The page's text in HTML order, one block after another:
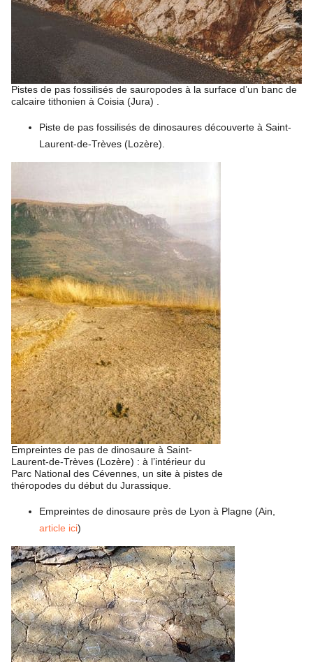
Pistes de pas fossilisés de sauropodes à la surface d’un banc de
calcaire tithonien à Coisia (Jura) .
Piste de pas fossilisés de dinosaures découverte à Saint-
Laurent-de-Trèves (Lozère).
Empreintes de pas de dinosaure à Saint-
Laurent-de-Trèves (Lozère) : à l’intérieur du
Parc National des Cévennes, un site à pistes de
théropodes du début du Jurassique.
Empreintes de dinosaure près de Lyon à Plagne (Ain,
article ici)